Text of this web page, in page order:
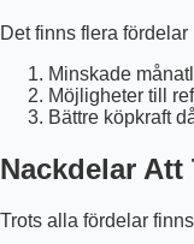
Det finns flera
Minskade
Möjligheter till
Bättre köpkraft
Nackdelar Att
Trots alla fördelar